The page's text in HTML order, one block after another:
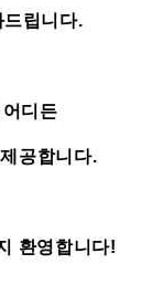
립니다.
디든
공합니다.
환영합니다!